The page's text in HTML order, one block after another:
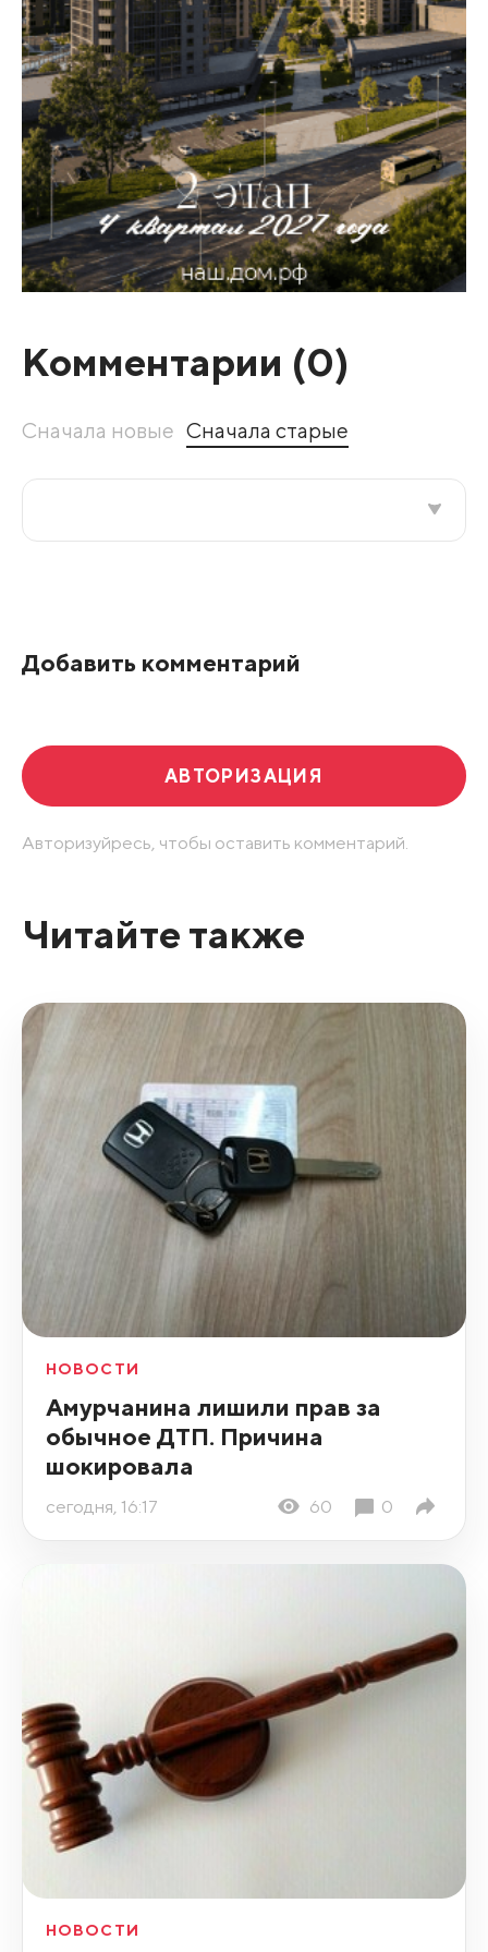
Комментарии (0)
Сначала новые Сначала старые
Добавить комментарий
АВТОРИЗАЦИЯ
Авторизуйресь, чтобы оставить комментарий.
Читайте также
НОВОСТИ
Амурчанина лишили прав за
обычное ДТП. Причина
шокировала
сегодня, 16:17 60 0
НОВОСТИ